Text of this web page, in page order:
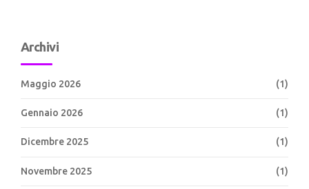
Archivi
Maggio 2026 (1)
Gennaio 2026 (1)
Dicembre 2025 (1)
Novembre 2025 (1)